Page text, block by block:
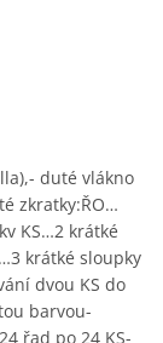
duté vlákno
zkratky:ŘO…
KS…2 krátké
krátké sloupky
dvou KS do
barvou-
řad po 24 KS-